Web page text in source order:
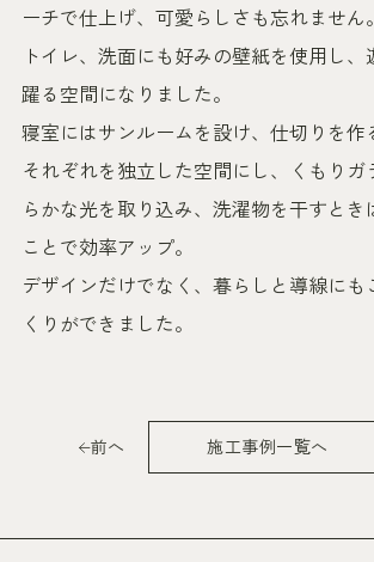
ーチで仕上げ、可愛らしさも忘れません
トイレ、洗面にも好みの壁紙を使用し
躍る空間になりました。
寝室にはサンルームを設け、仕切りを作
それぞれを独立した空間にし、くもりガ
らかな光を取り込み、洗濯物を干すとき
ことで効率アップ。
デザインだけでなく、暮らしと導線に
くりができました。
前へ 施工事例一覧へ